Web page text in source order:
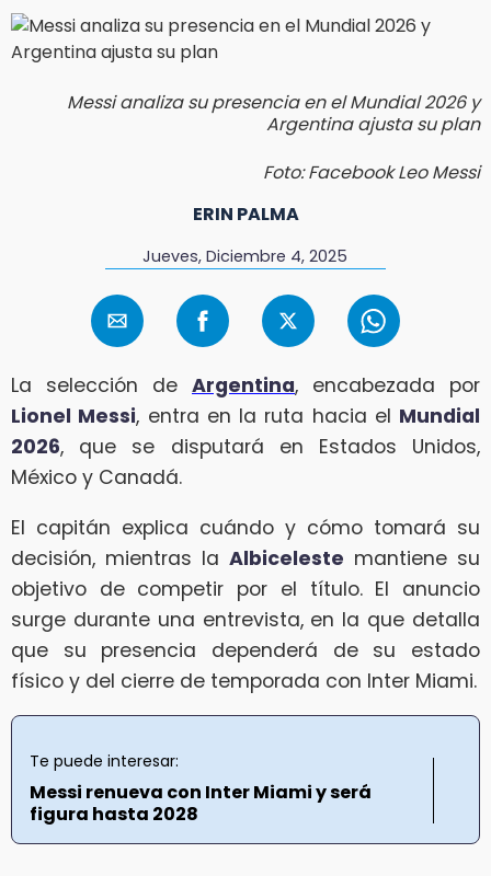
Messi analiza su presencia en el Mundial 2026 y
Argentina ajusta su plan
Foto: Facebook Leo Messi
ERIN PALMA
Jueves, Diciembre 4, 2025
La selección de Argentina, encabezada por
Lionel Messi, entra en la ruta hacia el Mundial
2026, que se disputará en Estados Unidos,
México y Canadá.
El capitán explica cuándo y cómo tomará su
decisión, mientras la Albiceleste mantiene su
objetivo de competir por el título. El anuncio
surge durante una entrevista, en la que detalla
que su presencia dependerá de su estado
físico y del cierre de temporada con Inter Miami.
Te puede interesar:
Messi renueva con Inter Miami y será
figura hasta 2028